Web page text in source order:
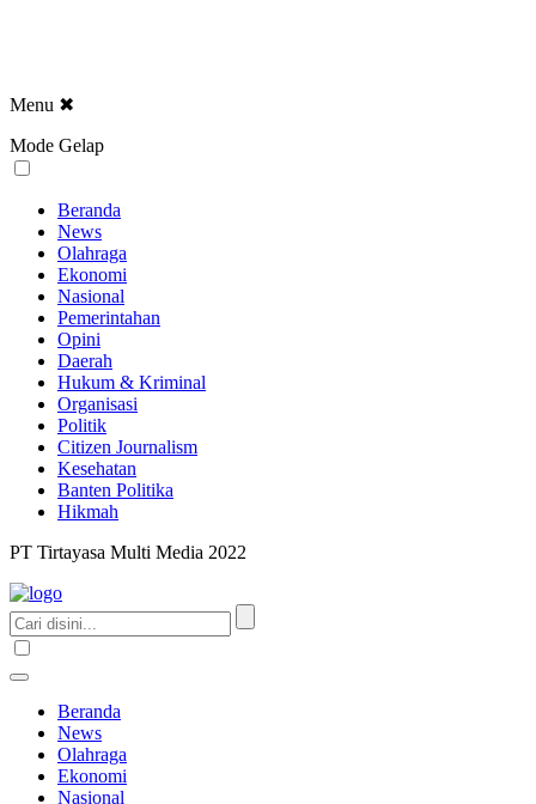
Menu ✖
Mode Gelap
Beranda
News
Olahraga
Ekonomi
Nasional
Pemerintahan
Opini
Daerah
Hukum & Kriminal
Organisasi
Politik
Citizen Journalism
Kesehatan
Banten Politika
Hikmah
PT Tirtayasa Multi Media 2022
Beranda
News
Olahraga
Ekonomi
Nasional